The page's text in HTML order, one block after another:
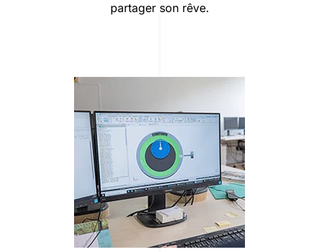
partager son rêve.